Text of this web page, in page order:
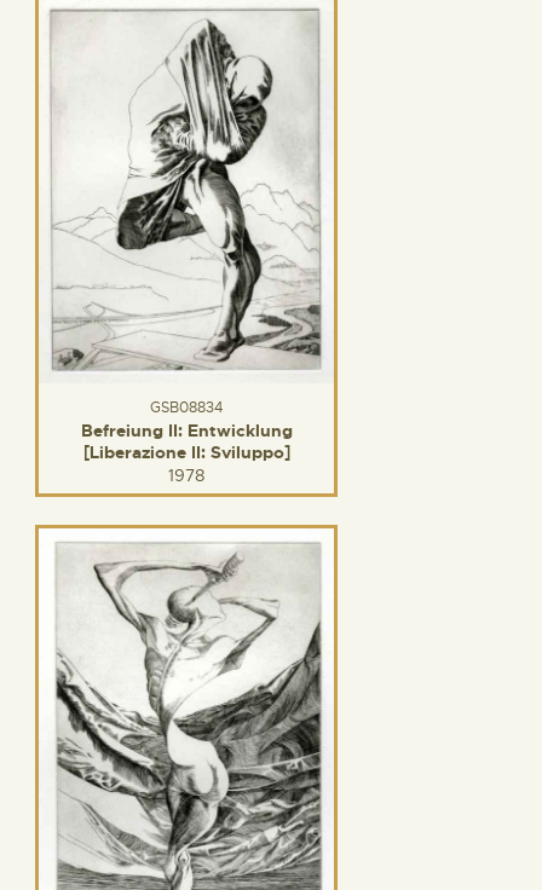
GSB08834
Befreiung II: Entwicklung
[Liberazione II: Sviluppo]
1978